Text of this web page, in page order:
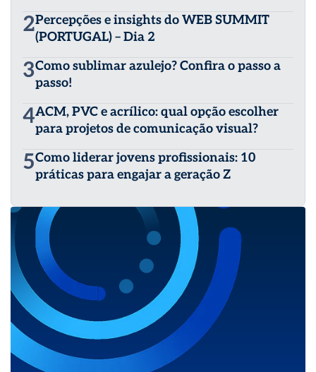
2Percepções e insights do WEB SUMMIT
(PORTUGAL) – Dia 2
3Como sublimar azulejo? Confira o passo a
passo!
4ACM, PVC e acrílico: qual opção escolher
para projetos de comunicação visual?
5Como liderar jovens profissionais: 10
práticas para engajar a geração Z